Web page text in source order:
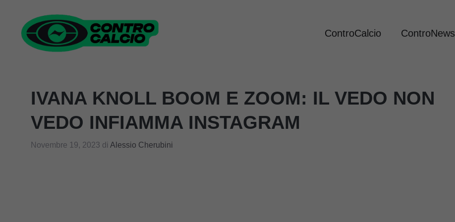
contenuto
ControCalcio ControNews
IVANA KNOLL BOOM E ZOOM: IL VEDO NON
VEDO INFIAMMA INSTAGRAM
Novembre 19, 2023 di Alessio Cherubini